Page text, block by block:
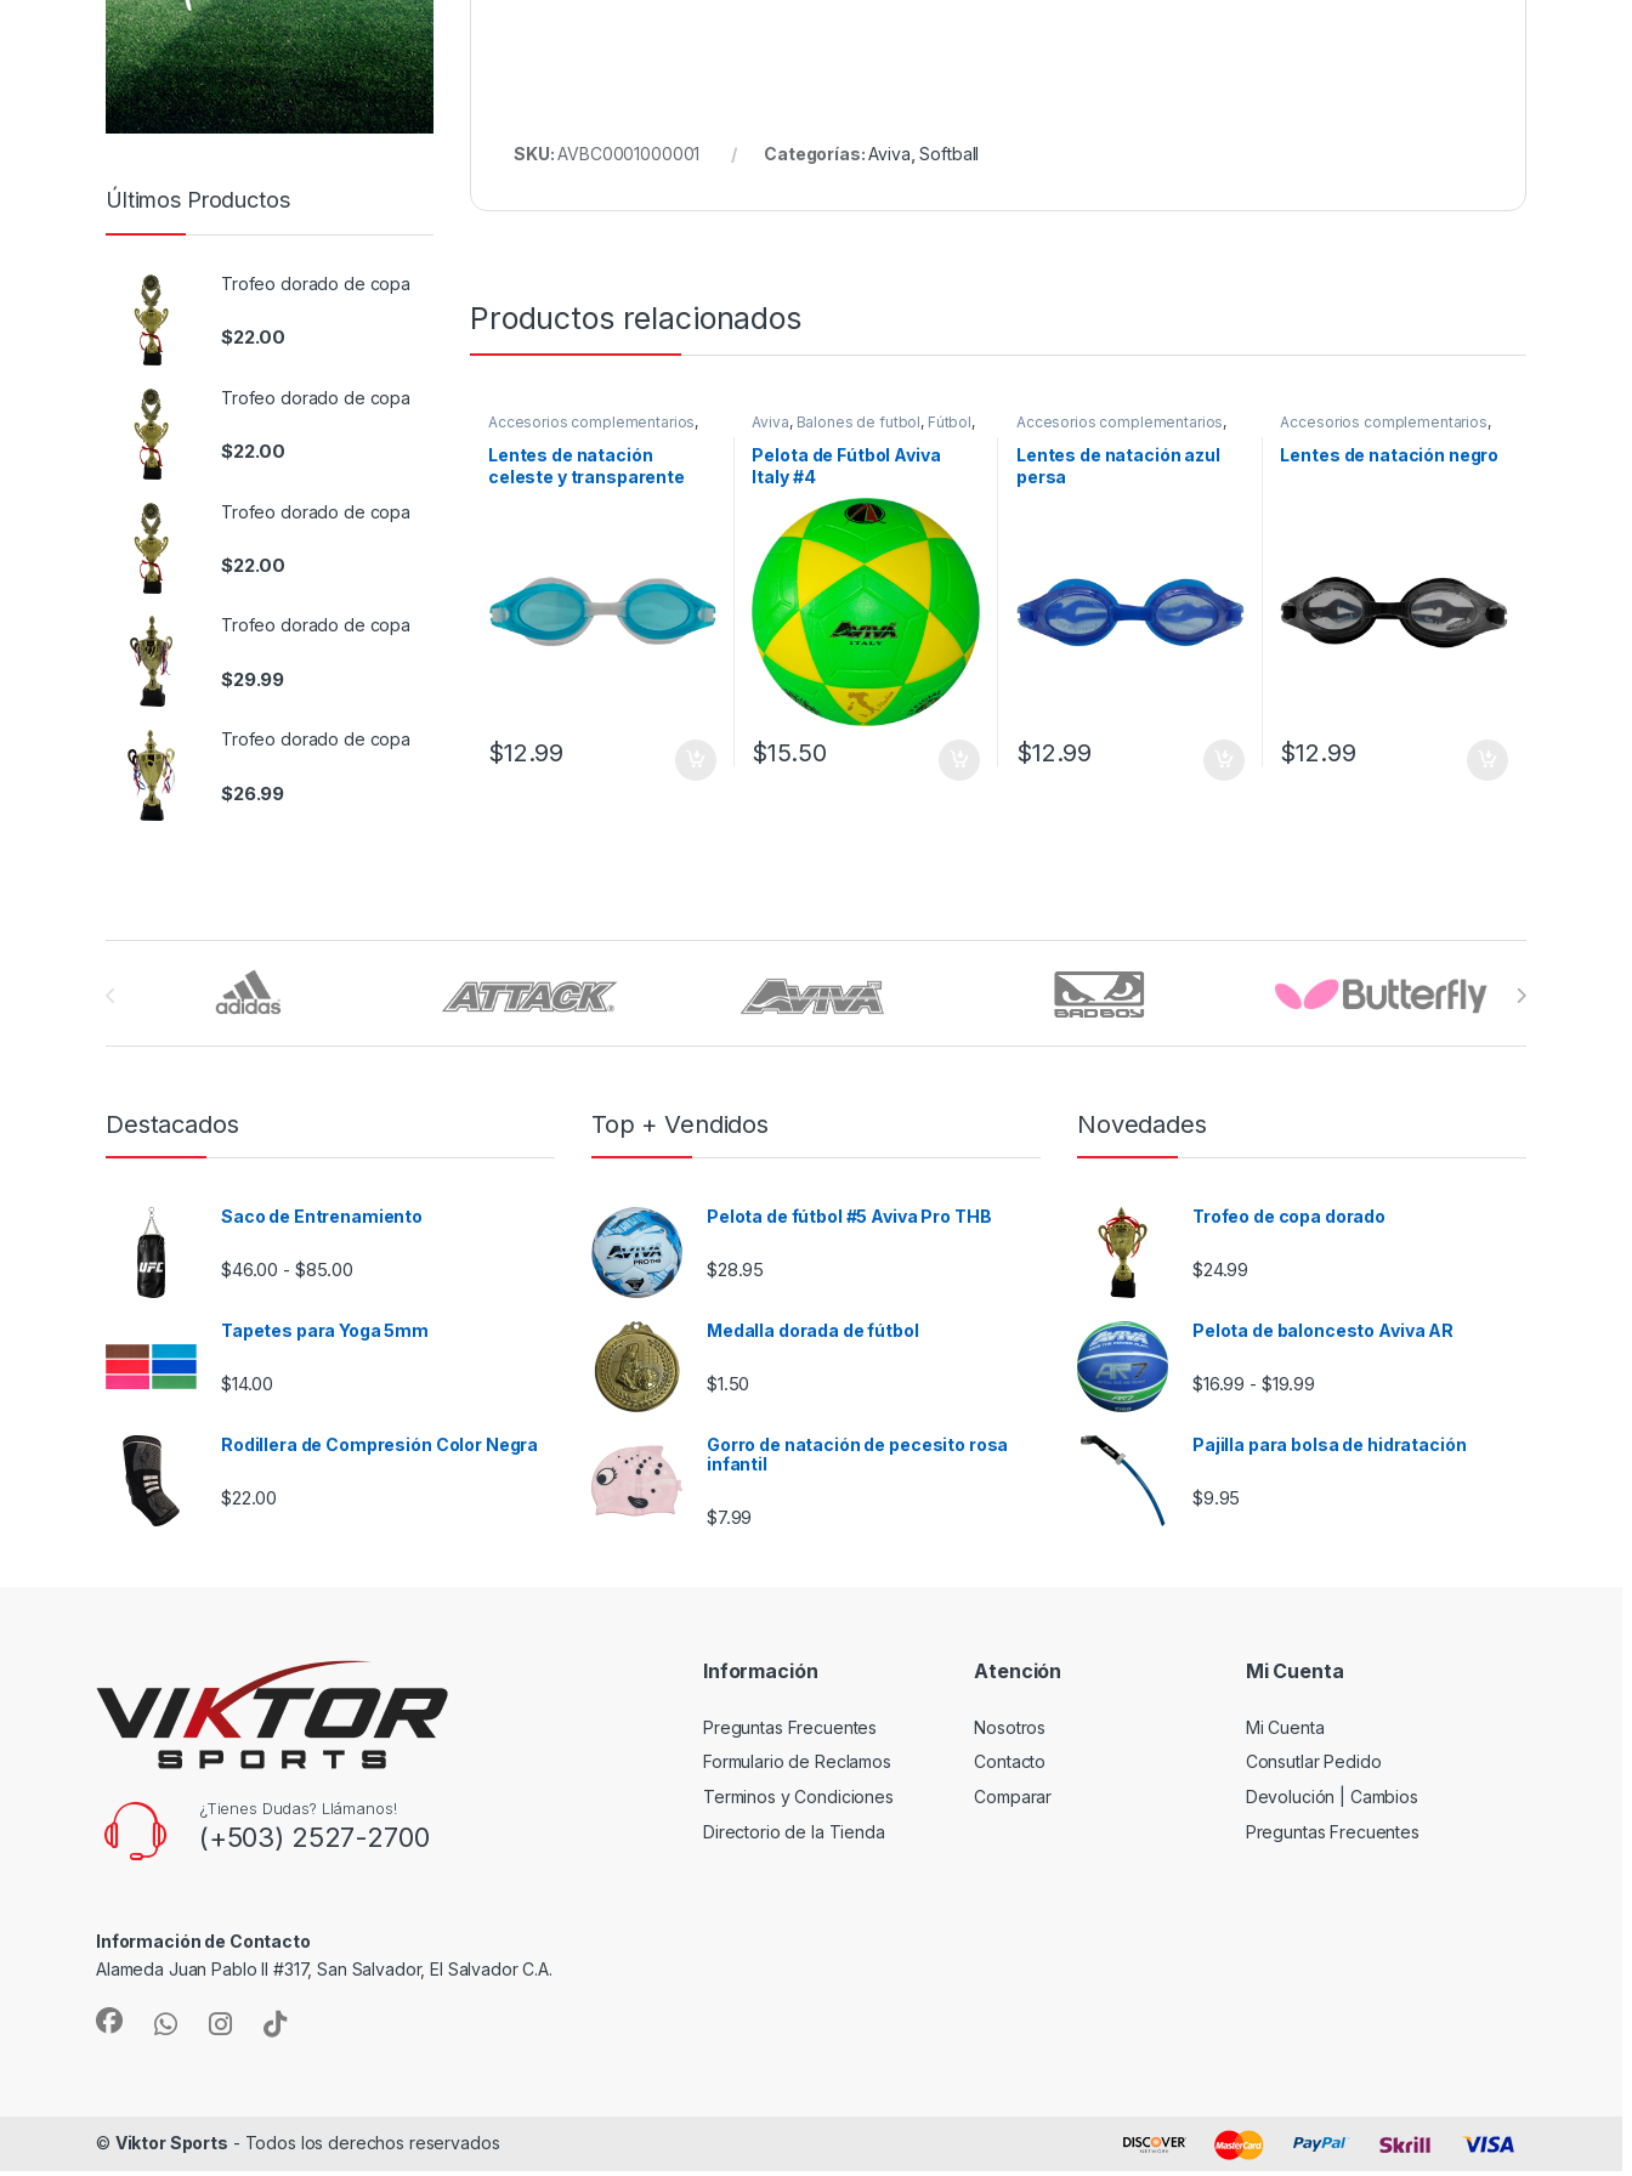
SKU:AVBC0001000001 Categorías:Aviva ,Softball
Productos relacionados
Accesorios complementarios,
Natación
Lentes de natación
celeste y transparente
$12.99
Aviva, Balones de futbol, Fútbol,
Número 4
Pelotas de fútbol
Pelota de Fútbol Aviva
Italy #4
$15.50
Accesorios complementarios,
Natación
Lentes de natación azul
persa
$12.99
Accesorios complementarios,
Natación
Lentes de natación negro
$12.99
Últimos Productos
Trofeo dorado de copa
$22.00
Trofeo dorado de copa
$22.00
Trofeo dorado de copa
$22.00
Trofeo dorado de copa
$29.99
Trofeo dorado de copa
$26.99
Destacados
Saco de Entrenamiento
$46.00 - $85.00 Rango de precios: desde $46.00 hasta $85.00
Tapetes para Yoga 5mm
$14.00
Rodillera de Compresión Color Negra
$22.00
Top + Vendidos
Pelota de fútbol #5 Aviva Pro THB
$28.95
Medalla dorada de fútbol
$1.50
Gorro de natación de pecesito rosa
infantil
$7.99
Novedades
Trofeo de copa dorado
$24.99
Pelota de baloncesto Aviva AR
$16.99 - $19.99
Pajilla para bolsa de hidratación
$9.95
¿Tienes Dudas? Llámanos!
(+503) 2527-2700
Información de Contacto
Alameda Juan Pablo II #317, San Salvador, El Salvador C.A.
Información
Preguntas Frecuentes
Formulario de Reclamos
Terminos y Condiciones
Directorio de la Tienda
Atención
Nosotros
Contacto
Comparar
Mi Cuenta
Mi Cuenta
Consutlar Pedido
Devolución | Cambios
Preguntas Frecuentes
© Viktor Sports - Todos los derechos reservados